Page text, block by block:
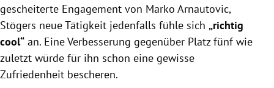
gescheiterte Engagement von Marko Arnautovic,
Stögers neue Tätigkeit jedenfalls fühle sich „richtig
cool“ an. Eine Verbesserung gegenüber Platz fünf wie
zuletzt würde für ihn schon eine gewisse
Zufriedenheit bescheren.